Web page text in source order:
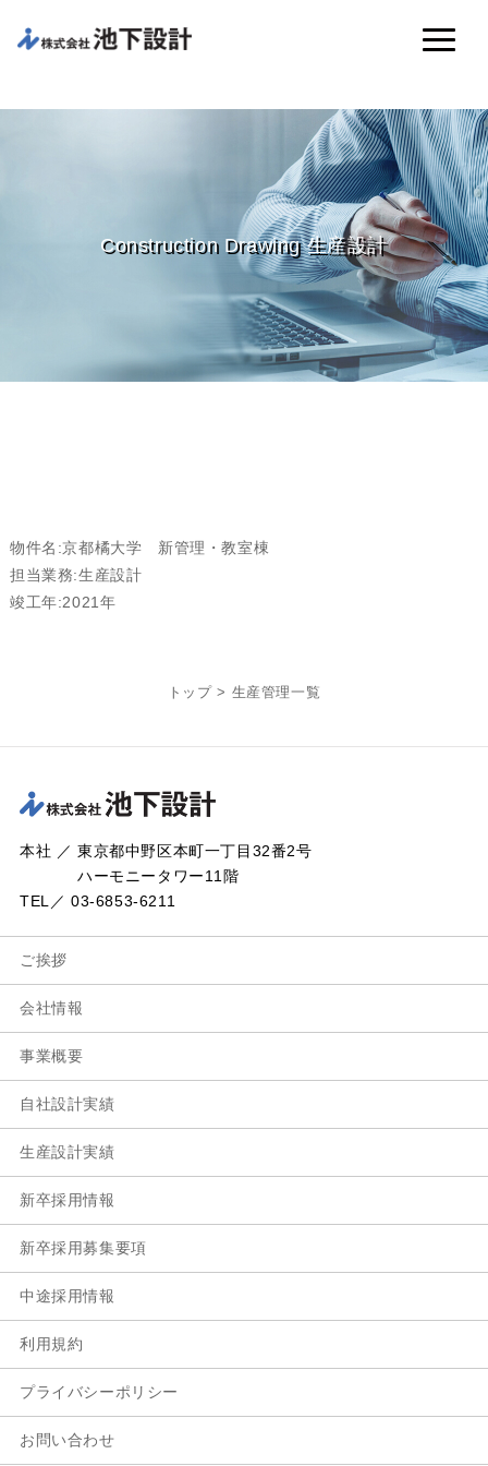
Construction Drawing 生産設計
物件名:京都橘大学 新管理・教室棟
担当業務:生産設計
竣工年:2021年
トップ > 生産管理一覧
本社 ／ 東京都中野区本町一丁目32番2号
ハーモニータワー11階
TEL／ 03-6853-6211
ご挨拶
会社情報
事業概要
自社設計実績
生産設計実績
新卒採用情報
新卒採用募集要項
中途採用情報
利用規約
プライバシーポリシー
お問い合わせ